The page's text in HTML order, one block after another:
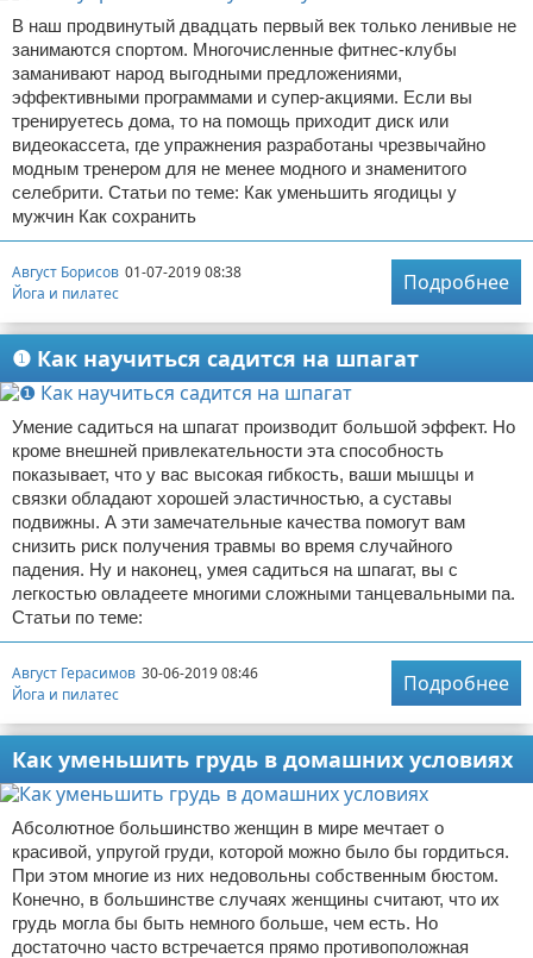
В наш продвинутый двадцать первый век только ленивые не
занимаются спортом. Многочисленные фитнес-клубы
заманивают народ выгодными предложениями,
эффективными программами и супер-акциями. Если вы
тренируетесь дома, то на помощь приходит диск или
видеокассета, где упражнения разработаны чрезвычайно
модным тренером для не менее модного и знаменитого
селебрити. Статьи по теме: Как уменьшить ягодицы у
мужчин Как сохранить
Август Борисов 01-07-2019 08:38
Йога и пилатес
Подробнее
❶ Как научиться садится на шпагат
Умение садиться на шпагат производит большой эффект. Но
кроме внешней привлекательности эта способность
показывает, что у вас высокая гибкость, ваши мышцы и
связки обладают хорошей эластичностью, а суставы
подвижны. А эти замечательные качества помогут вам
снизить риск получения травмы во время случайного
падения. Ну и наконец, умея садиться на шпагат, вы с
легкостью овладеете многими сложными танцевальными па.
Статьи по теме:
Август Герасимов 30-06-2019 08:46
Йога и пилатес
Подробнее
Как уменьшить грудь в домашних условиях
Абсолютное большинство женщин в мире мечтает о
красивой, упругой груди, которой можно было бы гордиться.
При этом многие из них недовольны собственным бюстом.
Конечно, в большинстве случаях женщины считают, что их
грудь могла бы быть немного больше, чем есть. Но
достаточно часто встречается прямо противоположная